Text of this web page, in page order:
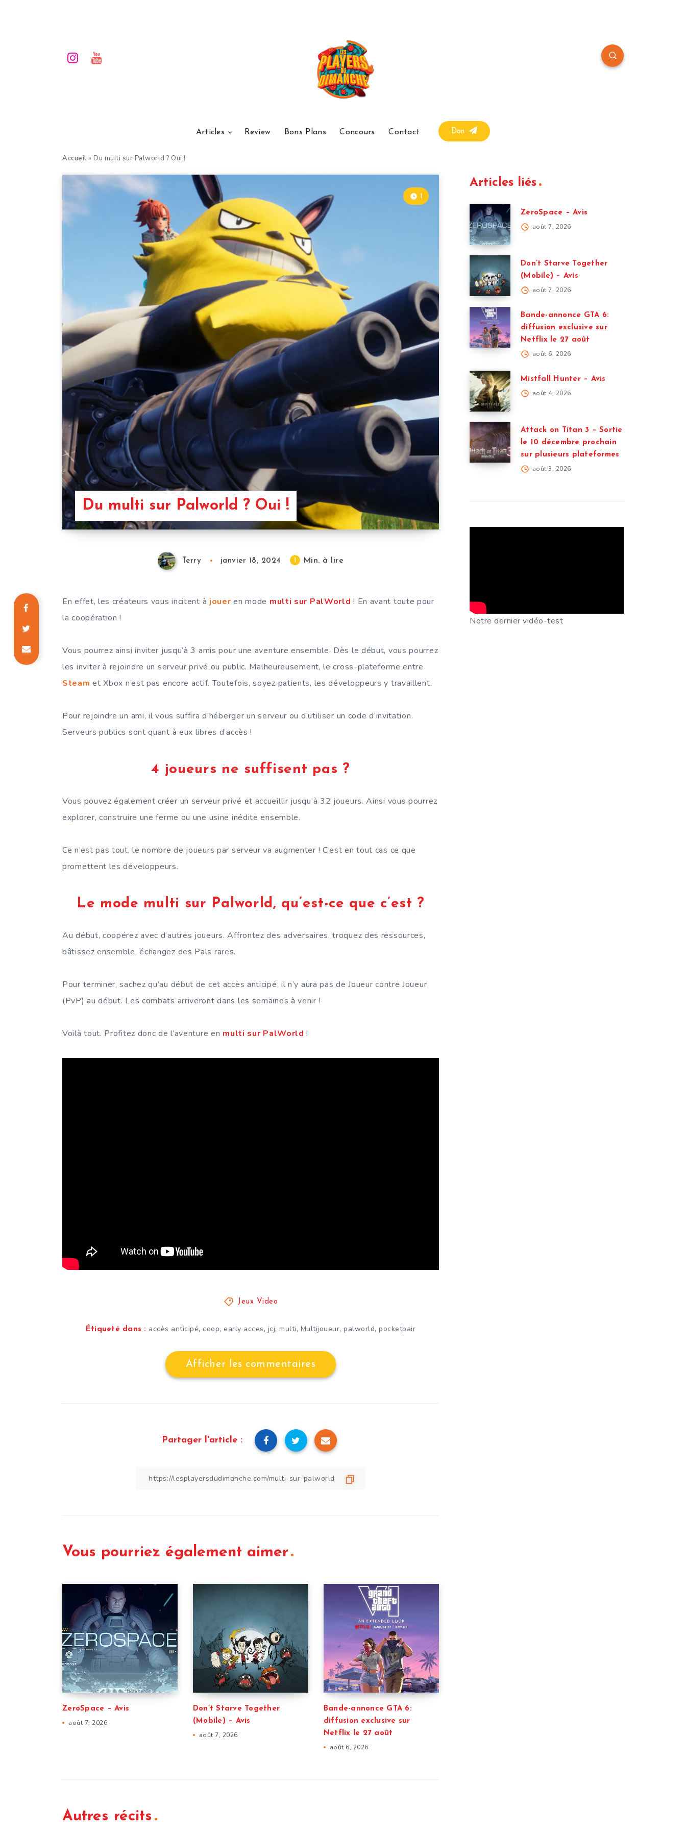
Articles Review Bons Plans Concours Contact Don
Accueil » Du multi sur Palworld ? Oui !
Du multi sur Palworld ? Oui !
1
Terry janvier 18, 2024 1 Min. à lire
En effet, les créateurs vous incitent à jouer en mode multi sur PalWorld ! En avant toute pour
la coopération !
Vous pourrez ainsi inviter jusqu’à 3 amis pour une aventure ensemble. Dès le début, vous pourrez
les inviter à rejoindre un serveur privé ou public. Malheureusement, le cross-plateforme entre
Steamet Xbox n’est pas encore actif. Toutefois, soyez patients, les développeurs y travaillent.
Pour rejoindre un ami, il vous suffira d’héberger un serveur ou d’utiliser un code d’invitation.
Serveurs publics sont quant à eux libres d’accès !
4 joueurs ne suffisent pas ?
Vous pouvez également créer un serveur privé et accueillir jusqu’à 32 joueurs. Ainsi vous pourrez
explorer, construire une ferme ou une usine inédite ensemble.
Ce n’est pas tout, le nombre de joueurs par serveur va augmenter ! C’est en tout cas ce que
promettent les développeurs.
Le mode multi sur Palworld, qu’est-ce que c’est ?
Au début, coopérez avec d’autres joueurs. Affrontez des adversaires, troquez des ressources,
bâtissez ensemble, échangez des Pals rares.
Pour terminer, sachez qu’au début de cet accès anticipé, il n’y aura pas de Joueur contre Joueur
(PvP) au début. Les combats arriveront dans les semaines à venir !
Voilà tout. Profitez donc de l’aventure en multi sur PalWorld !
Jeux Video
Étiqueté dans : accès anticipé, coop, early acces, jcj,multi, Multijoueur,palworld,pocketpair
Afficher les commentaires
Partager l'article :
Vous pourriez également aimer
ZeroSpace – Avis
août 7, 2026
Don’t Starve Together
(Mobile) – Avis
août 7, 2026
Bande-annonce GTA 6:
diffusion exclusive sur
Netflix le 27 août
août 6, 2026
Autres récits
Articles liés
ZeroSpace – Avis
août 7, 2026
Don’t Starve Together
(Mobile) – Avis
août 7, 2026
Bande-annonce GTA 6:
diffusion exclusive sur
Netflix le 27 août
août 6, 2026
Mistfall Hunter – Avis
août 4, 2026
Attack on Titan 3 – Sortie
le 10 décembre prochain
sur plusieurs plateformes
août 3, 2026
Notre dernier vidéo-test